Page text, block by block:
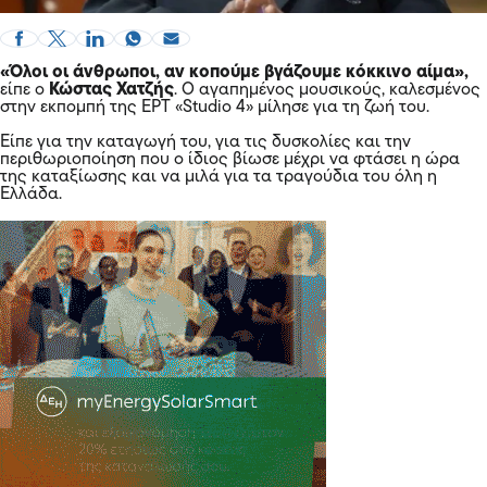
«Όλοι οι άνθρωποι, αν κοπούμε βγάζουμε κόκκινο αίμα»,
είπε ο Κώστας Χατζής. Ο αγαπημένος μουσικούς, καλεσμένος
στην εκπομπή της ΕΡΤ «Studio 4» μίλησε για τη ζωή του.
Είπε για την καταγωγή του, για τις δυσκολίες και την
περιθωριοποίηση που ο ίδιος βίωσε μέχρι να φτάσει η ώρα
της καταξίωσης και να μιλά για τα τραγούδια του όλη η
Ελλάδα.